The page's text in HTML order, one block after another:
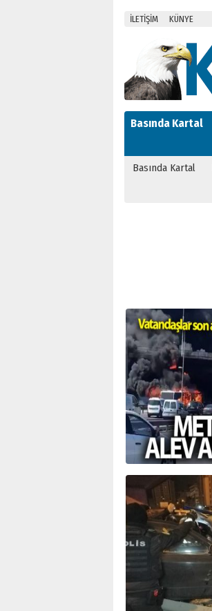
İLETİŞİM KÜNYE
Basında Kartal
Basında Kartal